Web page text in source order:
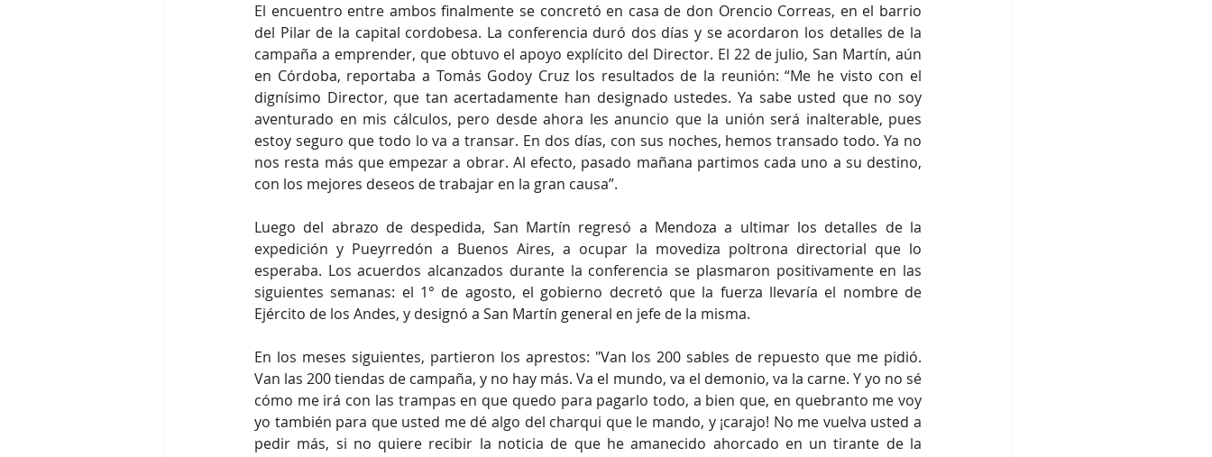
El encuentro entre ambos finalmente se concretó en casa de don Orencio Correas, en el barrio
del Pilar de la capital cordobesa. La conferencia duró dos días y se acordaron los detalles de la
campaña a emprender, que obtuvo el apoyo explícito del Director. El 22 de julio, San Martín, aún
en Córdoba, reportaba a Tomás Godoy Cruz los resultados de la reunión: “Me he visto con el
dignísimo Director, que tan acertadamente han designado ustedes. Ya sabe usted que no soy
aventurado en mis cálculos, pero desde ahora les anuncio que la unión será inalterable, pues
estoy seguro que todo lo va a transar. En dos días, con sus noches, hemos transado todo. Ya no
nos resta más que empezar a obrar. Al efecto, pasado mañana partimos cada uno a su destino,
con los mejores deseos de trabajar en la gran causa”.
Luego del abrazo de despedida, San Martín regresó a Mendoza a ultimar los detalles de la
expedición y Pueyrredón a Buenos Aires, a ocupar la movediza poltrona directorial que lo
esperaba. Los acuerdos alcanzados durante la conferencia se plasmaron positivamente en las
siguientes semanas: el 1° de agosto, el gobierno decretó que la fuerza llevaría el nombre de
Ejército de los Andes, y designó a San Martín general en jefe de la misma.
En los meses siguientes, partieron los aprestos: "Van los 200 sables de repuesto que me pidió.
Van las 200 tiendas de campaña, y no hay más. Va el mundo, va el demonio, va la carne. Y yo no sé
cómo me irá con las trampas en que quedo para pagarlo todo, a bien que, en quebranto me voy
yo también para que usted me dé algo del charqui que le mando, y ¡carajo! No me vuelva usted a
pedir más, si no quiere recibir la noticia de que he amanecido ahorcado en un tirante de la